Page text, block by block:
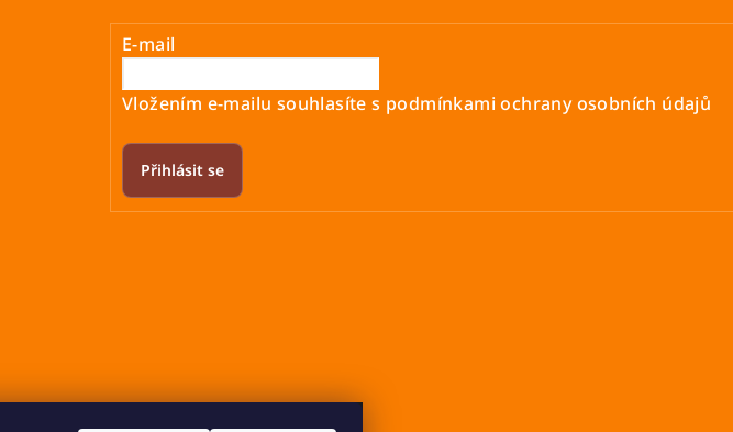
E-mail
Vložením e-mailu souhlasíte s podmínkami ochrany osobních údajů
Přihlásit se